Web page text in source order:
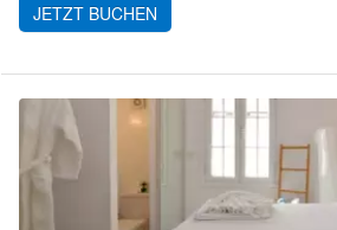
JETZT BUCHEN